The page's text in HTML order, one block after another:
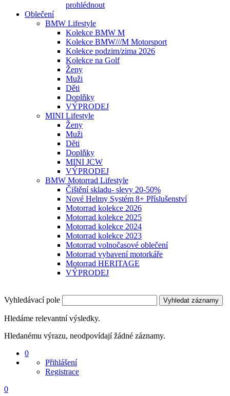
prohlédnout
Oblečení
BMW Lifestyle
Kolekce BMW M
Kolekce BMW///M Motorsport
Kolekce podzim/zima 2026
Kolekce na Golf
Ženy
Muži
Děti
Doplňky
VÝPRODEJ
MINI Lifestyle
Ženy
Muži
Děti
Doplňky
MINI JCW
VÝPRODEJ
BMW Motorrad Lifestyle
Čištění skladu- slevy 20-50%
Nové Helmy Systém 8+ Příslušenství
Motorrad kolekce 2026
Motorrad kolekce 2025
Motorrad kolekce 2024
Motorrad kolekce 2023
Motorrad volnočasové oblečení
Motorrad vybavení motorkáře
Motorrad HERITAGE
VÝPRODEJ
Vyhledávací pole Vyhledat záznamy
Hledáme relevantní výsledky.
Hledanému výrazu, neodpovídají žádné záznamy.
0
Přihlášení
Registrace
0